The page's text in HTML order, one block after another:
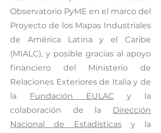
Observatorio PyME en el marco del
Proyecto de los Mapas Industriales
de América Latina y el Caribe
(MIALC), y posible gracias al apoyo
financiero del Ministerio de
Relaciones Exteriores de Italia y de
la Fundación EULAC y la
colaboración de la Dirección
Nacional de Estadísticasy la